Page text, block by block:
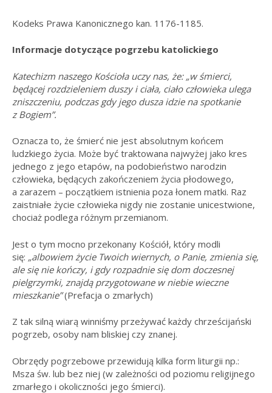
Kodeks Prawa Kanonicznego kan. 1176-1185.
Informacje dotyczące pogrzebu katolickiego
Katechizm naszego Kościoła uczy nas, że: „w śmierci,
będącej rozdzieleniem duszy i ciała, ciało człowieka ulega
zniszczeniu, podczas gdy jego dusza idzie na spotkanie
z Bogiem”.
Oznacza to, że śmierć nie jest absolutnym końcem
ludzkiego życia. Może być traktowana najwyżej jako kres
jednego z jego etapów, na podobieństwo narodzin
człowieka, będących zakończeniem życia płodowego,
a zarazem – początkiem istnienia poza łonem matki. Raz
zaistniałe życie człowieka nigdy nie zostanie unicestwione,
chociaż podlega różnym przemianom.
Jest o tym mocno przekonany Kościół, który modli
się: „albowiem życie Twoich wiernych, o Panie, zmienia się,
ale się nie kończy, i gdy rozpadnie się dom doczesnej
pielgrzymki, znajdą przygotowane w niebie wieczne
mieszkanie”(Prefacja o zmarłych)
Z tak silną wiarą winniśmy przeżywać każdy chrześcijański
pogrzeb, osoby nam bliskiej czy znanej.
Obrzędy pogrzebowe przewidują kilka form liturgii np.:
Msza św. lub bez niej (w zależności od poziomu religijnego
zmarłego i okoliczności jego śmierci).